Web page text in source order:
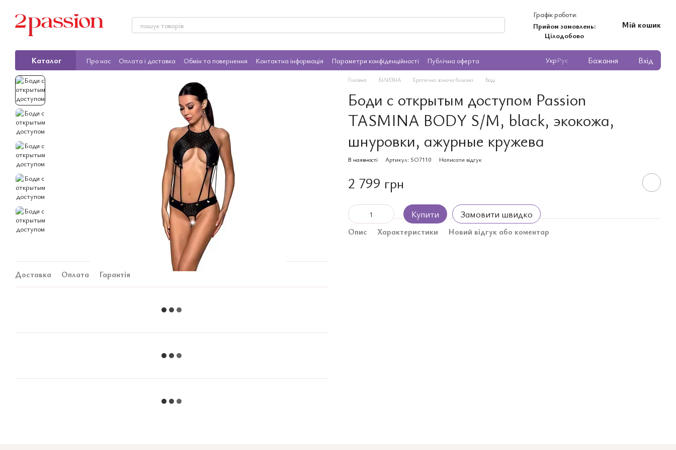
Графік роботи:
Прийом замовлень:
Цілодобово
Мій кошик
Каталог Про нас Оплата і доставка Обмін та повернення Контактна інформація Параметри конфіденційності Публічна оферта УкрРус Бажання Вхід
Доставка Оплата Гарантія
Головна БІЛИЗНА Еротична жіноча білизна Боді
Боди с открытым доступом Passion
TASMINA BODY S/M, black, экокожа,
шнуровки, ажурные кружева
В наявності Артикул: SO7110 Написати відгук
2 799 грн
Купити Замовити швидко
Опис Характеристики Новий відгук або коментар